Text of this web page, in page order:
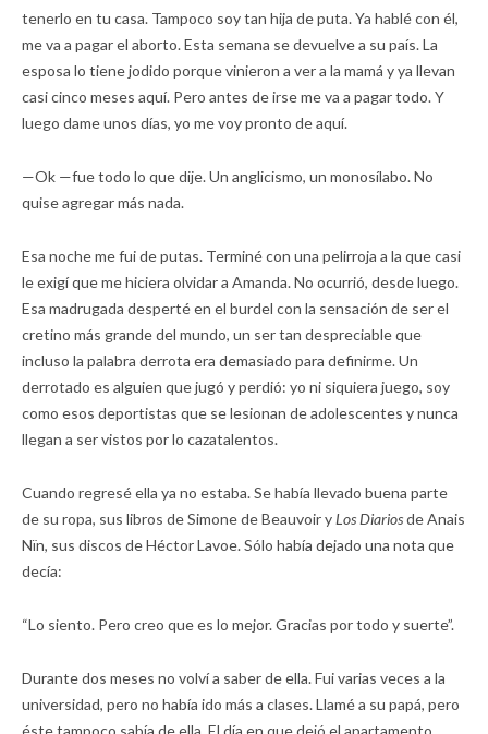
tenerlo en tu casa. Tampoco soy tan hija de puta. Ya hablé con él,
me va a pagar el aborto. Esta semana se devuelve a su país. La
esposa lo tiene jodido porque vinieron a ver a la mamá y ya llevan
casi cinco meses aquí. Pero antes de irse me va a pagar todo. Y
luego dame unos días, yo me voy pronto de aquí.
—Ok —fue todo lo que dije. Un anglicismo, un monosílabo. No
quise agregar más nada.
Esa noche me fui de putas. Terminé con una pelirroja a la que casi
le exigí que me hiciera olvidar a Amanda. No ocurrió, desde luego.
Esa madrugada desperté en el burdel con la sensación de ser el
cretino más grande del mundo, un ser tan despreciable que
incluso la palabra derrota era demasiado para definirme. Un
derrotado es alguien que jugó y perdió: yo ni siquiera juego, soy
como esos deportistas que se lesionan de adolescentes y nunca
llegan a ser vistos por lo cazatalentos.
Cuando regresé ella ya no estaba. Se había llevado buena parte
de su ropa, sus libros de Simone de Beauvoir yLos Diariosde Anais
Nïn, sus discos de Héctor Lavoe. Sólo había dejado una nota que
decía:
“Lo siento. Pero creo que es lo mejor. Gracias por todo y suerte”.
Durante dos meses no volví a saber de ella. Fui varias veces a la
universidad, pero no había ido más a clases. Llamé a su papá, pero
éste tampoco sabía de ella. El día en que dejó el apartamento